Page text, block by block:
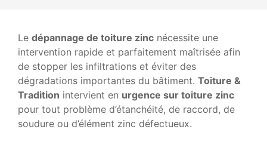
Le dépannage de toiture zinc nécessite une
intervention rapide et parfaitement maîtrisée afin
de stopper les infiltrations et éviter des
dégradations importantes du bâtiment. Toiture &
Tradition intervient en urgence sur toiture zinc
pour tout problème d’étanchéité, de raccord, de
soudure ou d’élément zinc défectueux.